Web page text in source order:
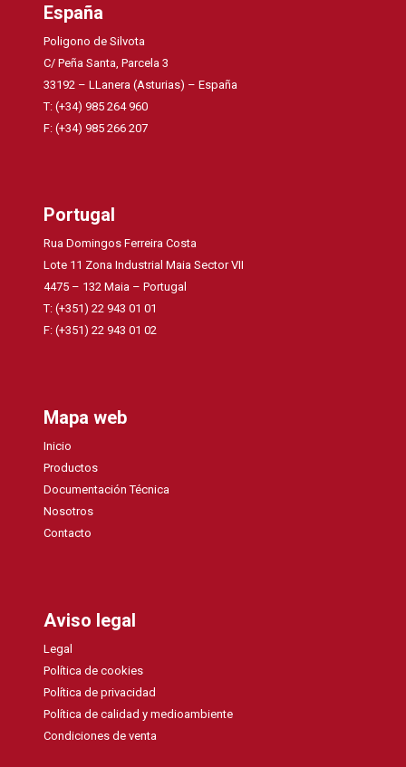
España
Poligono de Silvota
C/ Peña Santa, Parcela 3
33192 – LLanera (Asturias) – España
T: (+34) 985 264 960
F: (+34) 985 266 207
Portugal
Rua Domingos Ferreira Costa
Lote 11 Zona Industrial Maia Sector VII
4475 – 132 Maia – Portugal
T: (+351) 22 943 01 01
F: (+351) 22 943 01 02
Mapa web
Inicio
Productos
Documentación Técnica
Nosotros
Contacto
Aviso legal
Legal
Política de cookies
Política de privacidad
Política de calidad y medioambiente
Condiciones de venta